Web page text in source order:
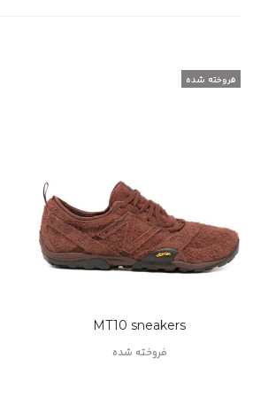
فروخته شده
MT10 sneakers
فروخته شده